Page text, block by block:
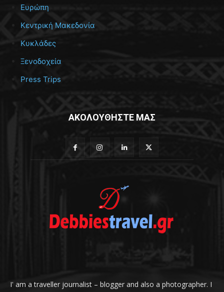
Ευρώπη
Κεντρική Μακεδονία
Κυκλάδες
Ξενοδοχεία
Press Trips
ΑΚΟΛΟΥΘΗΣΤΕ ΜΑΣ
I' am a traveller journalist – blogger and also a photographer. I